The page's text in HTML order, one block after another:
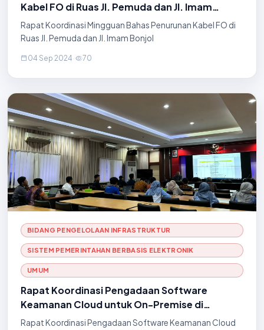
Kabel FO di Ruas Jl. Pemuda dan Jl. Imam
Bonjol
Rapat Koordinasi Mingguan Bahas Penurunan Kabel FO di
Ruas Jl. Pemuda dan Jl. Imam Bonjol
04 Sep 2024 · 70
BIDANG PENGELOLAAN INFRASTRUKTUR
SISTEM PEMERINTAHAN BERBASIS ELEKTRONIK
UMUM
Rapat Koordinasi Pengadaan Software
Keamanan Cloud untuk On-Premise di
DISKOMINFO Kota Semarang
Rapat Koordinasi Pengadaan Software Keamanan Cloud